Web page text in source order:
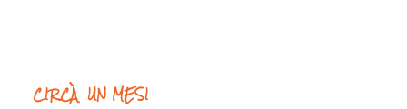
CIRCÀ UN MESI